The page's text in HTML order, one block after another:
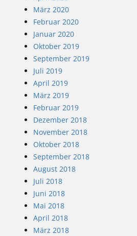
März 2020
Februar 2020
Januar 2020
Oktober 2019
September 2019
Juli 2019
April 2019
März 2019
Februar 2019
Dezember 2018
November 2018
Oktober 2018
September 2018
August 2018
Juli 2018
Juni 2018
Mai 2018
April 2018
März 2018